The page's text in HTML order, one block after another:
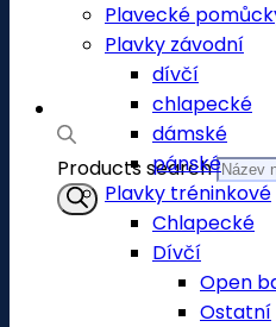
Products search
Plavecké
Plavky závodní
dívčí
chlapecké
dámské
pánské
Plavky tréninkové
Chlapecké
Dívčí
Open
Ostatní